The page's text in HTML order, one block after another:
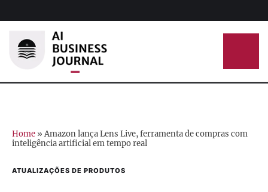
Home »Amazon lança Lens Live, ferramenta de compras com
inteligência artificial em tempo real
ATUALIZAÇÕES DE PRODUTOS